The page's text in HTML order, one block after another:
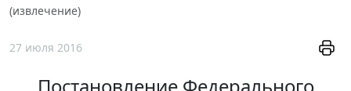
(извлечение)
27 июля 2016